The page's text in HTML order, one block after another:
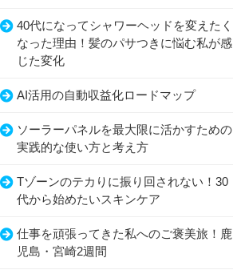
40代になってシャワーヘッドを変えたく
なった理由！髪のパサつきに悩む私が感
じた変化
AI活用の自動収益化ロードマップ
ソーラーパネルを最大限に活かすための
実践的な使い方と考え方
Tゾーンのテカりに振り回されない！30
代から始めたいスキンケア
仕事を頑張ってきた私へのご褒美旅！鹿
児島・宮崎2週間